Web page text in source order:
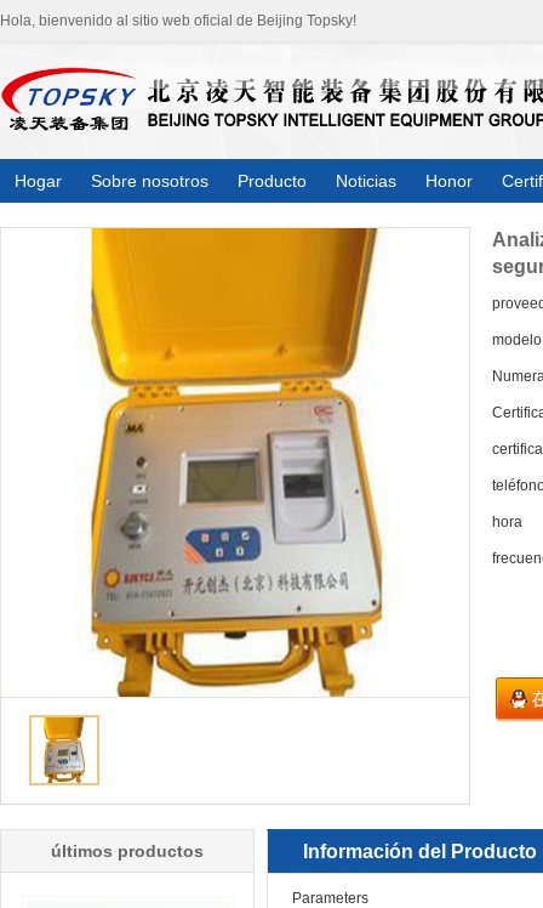
Hola, bienvenido al sitio web oficial de Beijing Topsky!
Hogar Sobre nosotros Producto Noticias Honor
modelo
hora
últimos productos Información del Producto
Parameters